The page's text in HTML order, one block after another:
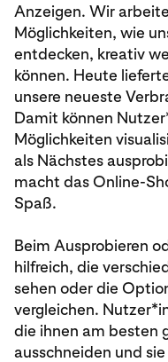
Anzeigen. Wir
Möglichkeiten, wie
entdecken, kreativ
können. Heute
unsere neueste
Damit können
Möglichkeiten
als Nächstes
macht das Online-
Spaß.
Beim Ausprobieren
hilfreich, die
sehen oder die
vergleichen.
die ihnen am besten
ausschneiden und